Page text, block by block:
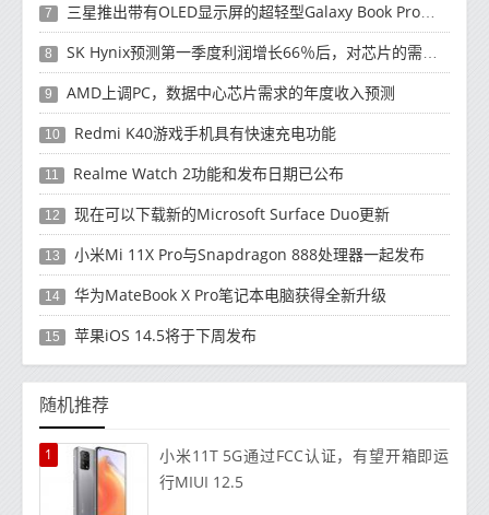
7 三星推出带有OLED显示屏的超轻型Galaxy Book Pro和Galaxy Book Pro 360笔记本电脑
8 SK Hynix预测第一季度利润增长66％后，对芯片的需求将增强
9 AMD上调PC，数据中心芯片需求的年度收入预测
10 Redmi K40游戏手机具有快速充电功能
11 Realme Watch 2功能和发布日期已公布
12 现在可以下载新的Microsoft Surface Duo更新
13 小米Mi 11X Pro与Snapdragon 888处理器一起发布
14 华为MateBook X Pro笔记本电脑获得全新升级
15 苹果iOS 14.5将于下周发布
随机推荐
1
小米11T 5G通过FCC认证，有望开箱即运
行MIUI 12.5